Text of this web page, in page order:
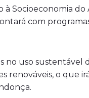
Socioeconomia
com
no uso sustentável
renováveis, o que